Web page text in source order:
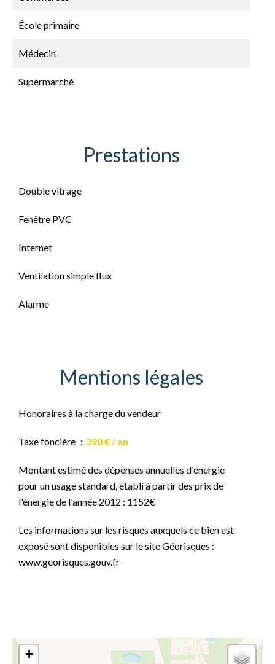
École primaire
Médecin
Supermarché
Prestations
Double vitrage
Fenêtre PVC
Internet
Ventilation simple flux
Alarme
Mentions légales
Honoraires à la charge du vendeur
Taxe foncière 390 € / an
Montant estimé des dépenses annuelles d'énergie
pour un usage standard, établi à partir des prix de
l'énergie de l'année 2012 : 1152€
Les informations sur les risques auxquels ce bien est
exposé sont disponibles sur le site Géorisques :
www.georisques.gouv.fr
+